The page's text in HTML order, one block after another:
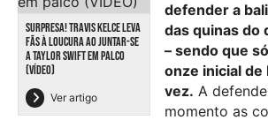
SURPRESA! TRAVIS KELCE LEVA
FÃS À LOUCURA AO JUNTAR-SE
A TAYLOR SWIFT EM PALCO
(VÍDEO)
Ver artigo
defender a
das quinas do
– sendo que
onze inicial de
vez. A
momento as